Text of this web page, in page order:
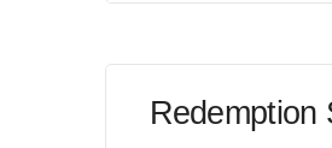
Redemption